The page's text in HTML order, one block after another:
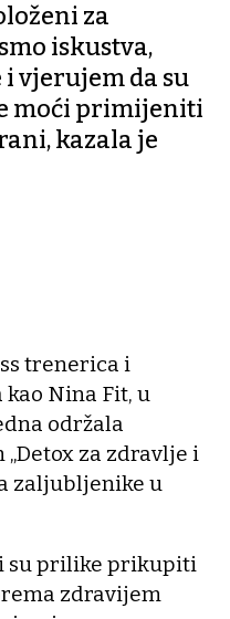
za
iskustva,
vjerujem da su
moći primijeniti
kazala je
trenerica i
Nina Fit, u
održala
za zdravlje i
zaljubljenike u
su prilike prikupiti
zdravijem